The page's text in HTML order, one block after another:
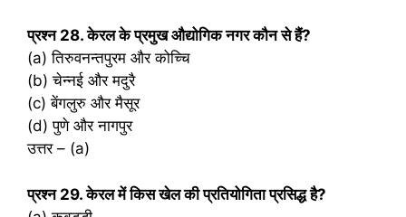
प्रश्‍न 28. केरल के प्रमुख औद्योगिक नगर कौन से हैं?
(a) तिरुवनन्तपुरम और कोच्चि
(b) चेन्नई और मदुरै
(c) बेंगलुरु और मैसूर
(d) पुणे और नागपुर
उत्तर – (a)
प्रश्‍न 29. केरल में किस खेल की प्रतियोगिता प्रसिद्ध है?